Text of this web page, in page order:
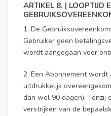
ARTIKEL 8. | LOOPTIJD
1. De
Gebruiker geen
wordt aangegaan voor
2. Een Abonnement wordt
uitdrukkelijk
dan wel 90 dagen). Tenzij
verstrijken van de